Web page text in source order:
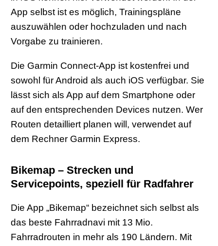
App selbst ist es möglich, Trainingspläne
auszuwählen oder hochzuladen und nach
Vorgabe zu trainieren.
Die Garmin Connect-App ist kostenfrei und
sowohl für Android als auch iOS verfügbar. Sie
lässt sich als App auf dem Smartphone oder
auf den entsprechenden Devices nutzen. Wer
Routen detailliert planen will, verwendet auf
dem Rechner Garmin Express.
Bikemap – Strecken und
Servicepoints, speziell für Radfahrer
Die App „Bikemap“ bezeichnet sich selbst als
das beste Fahrradnavi mit 13 Mio.
Fahrradrouten in mehr als 190 Ländern. Mit